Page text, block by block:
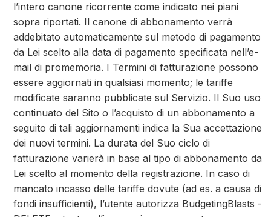
l’intero canone ricorrente come indicato nei piani
sopra riportati. Il canone di abbonamento verrà
addebitato automaticamente sul metodo di pagamento
da Lei scelto alla data di pagamento specificata nell’e-
mail di promemoria. I Termini di fatturazione possono
essere aggiornati in qualsiasi momento; le tariffe
modificate saranno pubblicate sul Servizio. Il Suo uso
continuato del Sito o l’acquisto di un abbonamento a
seguito di tali aggiornamenti indica la Sua accettazione
dei nuovi termini. La durata del Suo ciclo di
fatturazione varierà in base al tipo di abbonamento da
Lei scelto al momento della registrazione. In caso di
mancato incasso delle tariffe dovute (ad es. a causa di
fondi insufficienti), l’utente autorizza BudgetingBlasts -